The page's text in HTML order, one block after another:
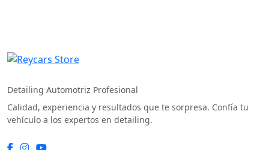
Detailing Automotriz Profesional
Calidad, experiencia y resultados que te sorpresa. Confía tu
vehículo a los expertos en detailing.